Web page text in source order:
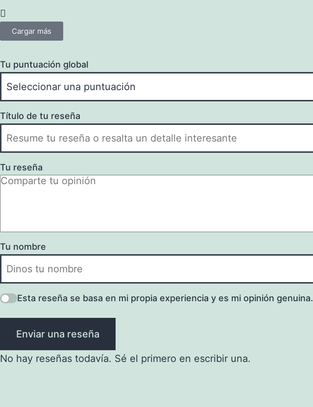
Cargar más
Tu puntuación global
Título de tu reseña
Tu reseña
Tu nombre
Esta reseña se basa en mi propia experiencia y es mi opinión genuina.
Enviar una reseña
No hay reseñas todavía. Sé el primero en escribir una.